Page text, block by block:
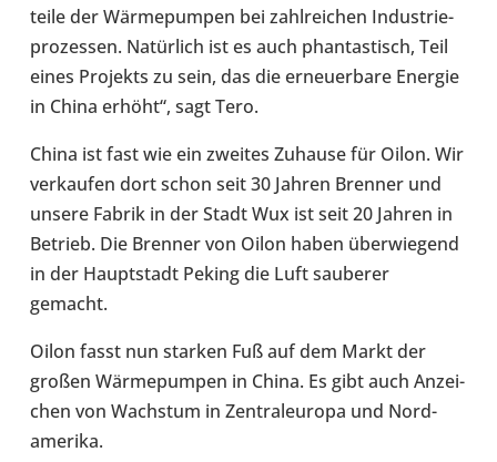
teile der Wär­me­pum­pen bei zahl­rei­chen Indus­trie­
pro­zes­sen. Natür­lich ist es auch phan­tas­tisch, Teil
eines Pro­jekts zu sein, das die erneu­er­bare Energie
in China erhöht“, sagt Tero.
China ist fast wie ein zweites Zuhause für Oilon. Wir
ver­kau­fen dort schon seit 30 Jahren Brenner und
unsere Fabrik in der Stadt Wux ist seit 20 Jahren in
Betrieb. Die Brenner von Oilon haben über­wie­gend
in der Haupt­stadt Peking die Luft sau­be­rer
gemacht.
Oilon fasst nun starken Fuß auf dem Markt der
großen Wär­me­pum­pen in China. Es gibt auch Anzei­
chen von Wachs­tum in Zen­tral­eu­ropa und Nord­
ame­rika.